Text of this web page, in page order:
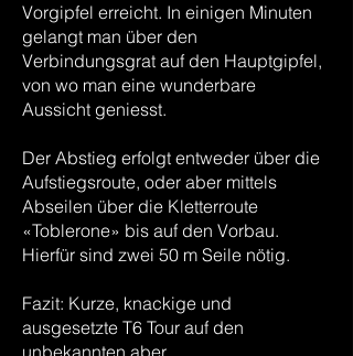
Vorgipfel erreicht. In einigen Minuten
gelangt man über den
Verbindungsgrat auf den Hauptgipfel,
von wo man eine wunderbare
Aussicht geniesst.
Der Abstieg erfolgt entweder über die
Aufstiegsroute, oder aber mittels
Abseilen über die Kletterroute
«Toblerone» bis auf den Vorbau.
Hierfür sind zwei 50 m Seile nötig.
Fazit: Kurze, knackige und
ausgesetzte T6 Tour auf den
unbekannten aber